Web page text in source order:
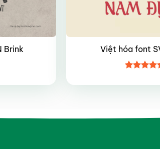
Brink Việt hóa font
hạng4.8